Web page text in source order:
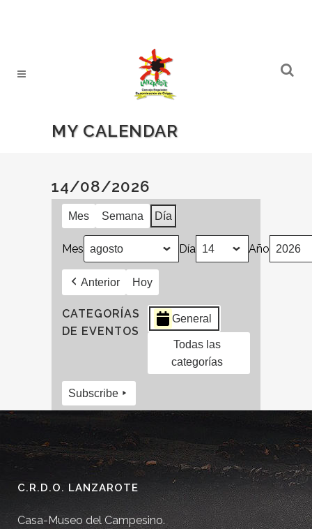
MY CALENDAR
14/08/2026
Mes Semana Día
Mes Día Año
Anterior Hoy
CATEGORÍAS
DE EVENTOS
General
Todas las
categorías
Subscribe
C.R.D.O. LANZAROTE
Casa-Museo del Campesino.